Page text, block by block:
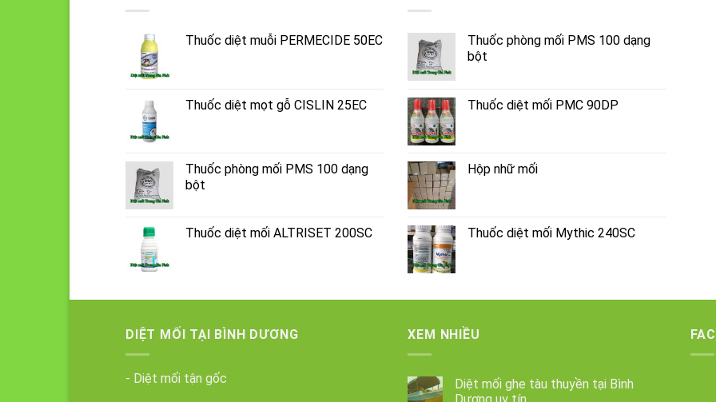
Thuốc diệt muỗi PERMECIDE 50EC
Thuốc diệt mọt gỗ CISLIN 25EC
Thuốc phòng mối PMS 100 dạng
bột
Thuốc diệt mối ALTRISET 200SC
Thuốc phòng mối PMS 100 dạng
bột
Thuốc diệt mối PMC 90DP
Hộp nhữ mối
Thuốc diệt mối Mythic 240SC
DIỆT MỐI TẠI BÌNH DƯƠNG
- Diệt mối tận gốc
XEM NHIỀU
Diệt mối ghe tàu thuyền tại Bình